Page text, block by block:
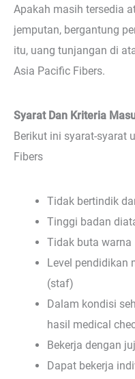
Apakah masih tersedia
jemputan, bergantung
itu, uang tunjangan di
Asia Pacific Fibers.
Syarat Dan Kriteria
Berikut ini syarat-syarat
Fibers
Tidak bertindik
Tinggi badan
Tidak buta warna
Level pendidikan
(staf)
Dalam kondisi
hasil medical
Bekerja dengan
Dapat bekerja